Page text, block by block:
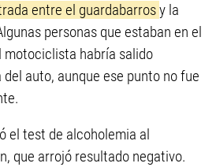
entre el guardabarrosy la
personas que estaban en el
motociclista habría salido
auto, aunque ese punto no fue
el test de alcoholemia al
que arrojó resultado negativo.